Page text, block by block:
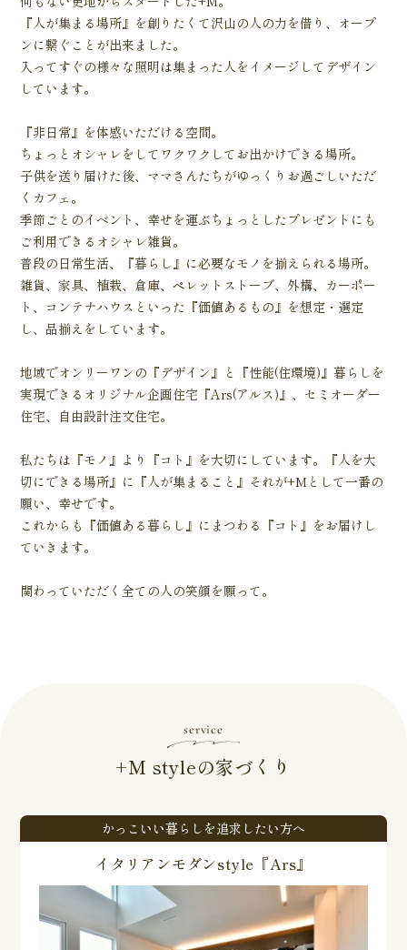
『人が集まる場所』を創りたくて沢山の人の力を借り、オープ
ンに繋ぐことが出来ました。
入ってすぐの様々な照明は集まった人をイメージしてデザイン
しています。
『非日常』を体感いただける空間。
ちょっとオシャレをしてワクワクしてお出かけできる場所。
子供を送り届けた後、ママさんたちがゆっくりお過ごしいただ
くカフェ。
季節ごとのイベント、幸せを運ぶちょっとしたプレゼントにも
ご利用できるオシャレ雑貨。
普段の日常生活、『暮らし』に必要なモノを揃えられる場所。
雑貨、家具、植栽、倉庫、ペレットストーブ、外構、カーポー
ト、コンテナハウスといった『価値あるもの』を想定・選定
し、品揃えをしています。
地域でオンリーワンの『デザイン』と『性能(住環境)』暮らしを
実現できるオリジナル企画住宅『Ars(アルス)』、セミオーダー
住宅、自由設計注文住宅。
私たちは『モノ』より『コト』を大切にしています。『人を大
切にできる場所』に『人が集まること』それが+Mとして一番の
願い、幸せです。
これからも『価値ある暮らし』にまつわる『コト』をお届けし
ていきます。
関わっていただく全ての人の笑顔を願って。
service
+M styleの家づくり
かっこいい暮らしを追求したい方へ
イタリアンモダンstyle『Ars』